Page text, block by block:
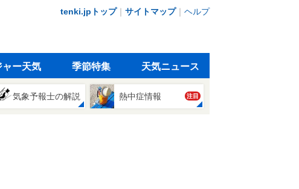
tenki.jpトップ｜ サイトマップ｜ ヘルプ
ャー天気 季節特集 天気ニュース
気象予報士の解説 熱中症情報 注目